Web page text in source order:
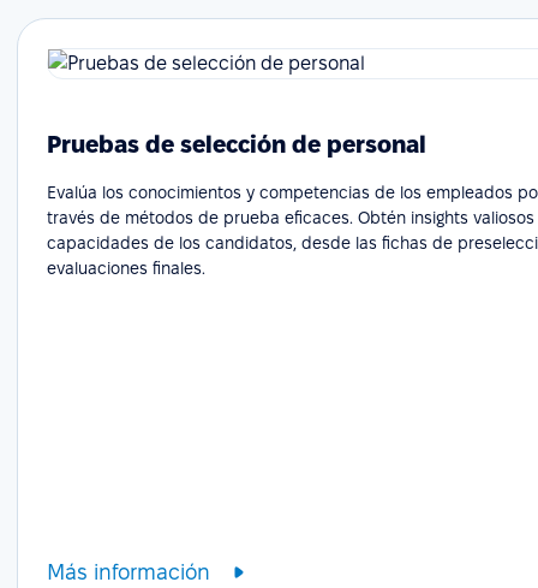
Pruebas de selección de personal
Evalúa los conocimientos y competencias de los empleados
través de métodos de prueba eficaces. Obtén insights
capacidades de los candidatos, desde las fichas de
evaluaciones finales.
Más información